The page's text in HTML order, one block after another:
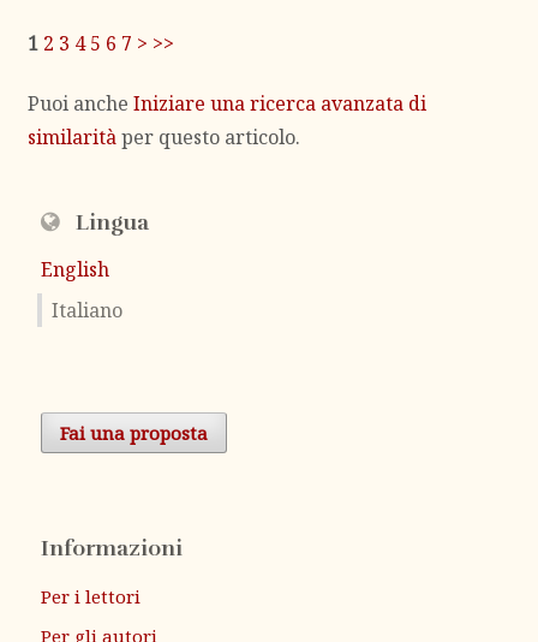
1 2 3 4 5 6 7 > >>
Puoi anche Iniziare una ricerca avanzata di
similaritàper questo articolo.
Lingua
English
Italiano
Fai una proposta
Informazioni
Per i lettori
Per gli autori